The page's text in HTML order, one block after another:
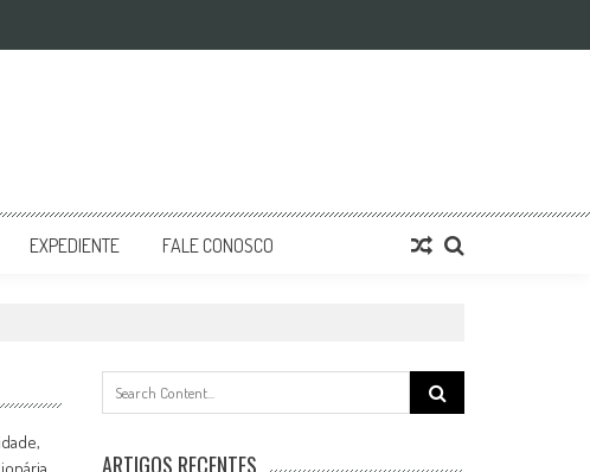
EXPEDIENTE FALE CONOSCO
Search
for:
ARTIGOS RECENTES